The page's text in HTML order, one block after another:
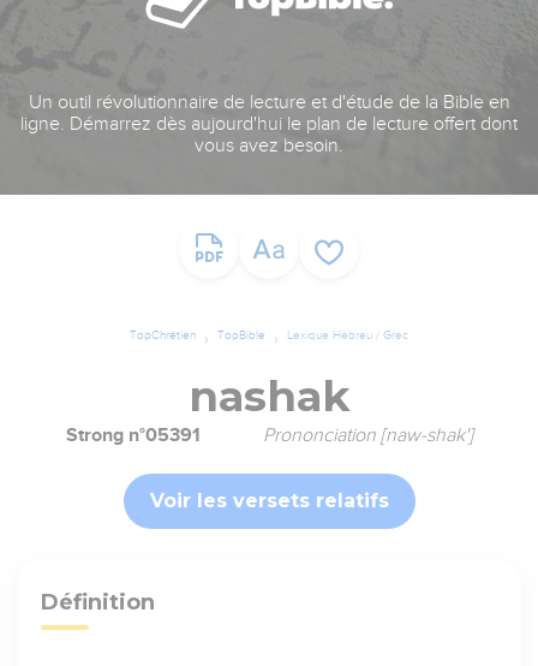
Un outil révolutionnaire de lecture et d'étude de la Bible en
ligne. Démarrez dès aujourd'hui le plan de lecture offert dont
vous avez besoin.
TopChrétien TopBible Lexique Hébreu / Grec
nashak
Strong n°05391 Prononciation [naw-shak']
Voir les versets relatifs
Définition